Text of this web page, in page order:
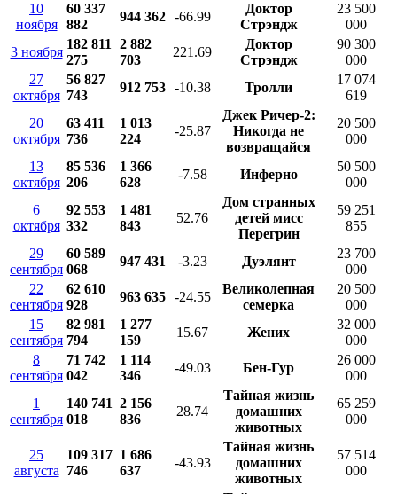
10
ноября
60 337
882
944 362 -66.99
Доктор
Стрэндж
23 500
000
3 ноября
182 811
275
2 882
703
221.69
Доктор
Стрэндж
90 300
000
27
октября
56 827
743
912 753 -10.38 Тролли
17 074
619
20
октября
63 411
736
1 013
224
-25.87
Джек Ричер-2:
Никогда не
возвращайся
20 500
000
13
октября
85 536
206
1 366
628
-7.58 Инферно
50 500
000
6
октября
92 553
332
1 481
843
52.76
Дом странных
детей мисс
Перегрин
59 251
855
29
сентября
60 589
068
947 431 -3.23 Дуэлянт
23 700
000
22
сентября
62 610
928
963 635 -24.55
Великолепная
семерка
20 500
000
15
сентября
82 981
794
1 277
159
15.67 Жених
32 000
000
8
сентября
71 742
042
1 114
346
-49.03 Бен-Гур
26 000
000
1
сентября
140 741
018
2 156
836
28.74
Тайная жизнь
домашних
животных
65 259
000
25
августа
109 317
746
1 686
637
-43.93
Тайная жизнь
домашних
животных
57 514
000